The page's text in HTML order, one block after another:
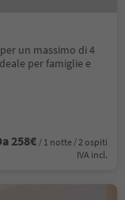
un massimo di 4
per famiglie e
258€ / 1 notte / 2 ospiti
IVA incl.